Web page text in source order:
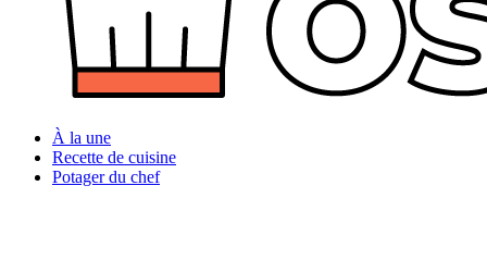
À la une
Recette de cuisine
Potager du chef